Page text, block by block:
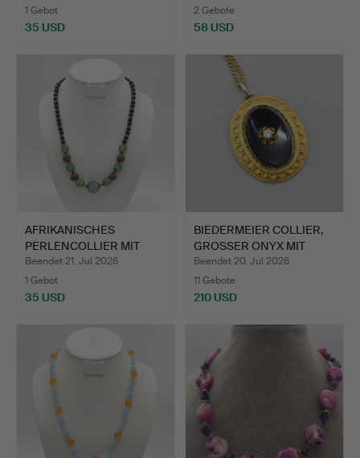
1 Gebot
35 USD
2 Gebote
58 USD
AFRIKANISCHES
PERLENCOLLIER MIT
GLAS-, HOL…
Beendet 21. Jul 2026
1 Gebot
35 USD
BIEDERMEIER COLLIER,
GROSSER ONYX MIT
BRIL…
Beendet 20. Jul 2026
11 Gebote
210 USD